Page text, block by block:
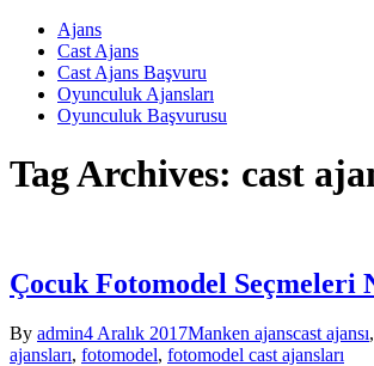
Ajans
Cast Ajans
Cast Ajans Başvuru
Oyunculuk Ajansları
Oyunculuk Başvurusu
Tag Archives: cast
Çocuk Fotomodel Seçmeleri
By admin4 Aralık 2017Manken ajanscast ajansı,
ajansları, fotomodel, fotomodel cast ajansları